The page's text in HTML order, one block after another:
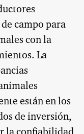
campo para
con la
La
están en los
de inversión,